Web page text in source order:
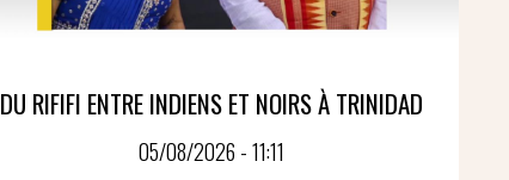
DU RIFIFI ENTRE INDIENS ET NOIRS À TRINIDAD
05/08/2026 - 11:11